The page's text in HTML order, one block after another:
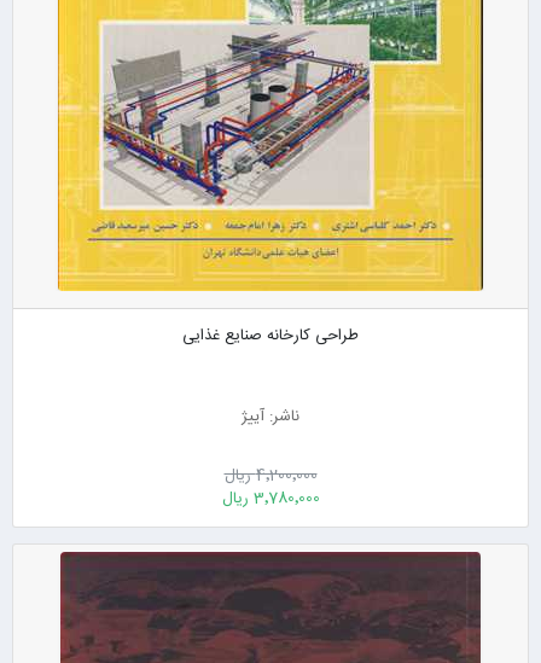
طراحی کارخانه صنایع غذایی
ناشر: آییژ
4٬200٬000 ریال
3٬780٬000 ریال